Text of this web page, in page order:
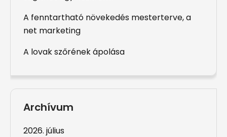
A fenntartható növekedés mesterterve, a
net marketing
A lovak szőrének ápolása
Archívum
2026. július